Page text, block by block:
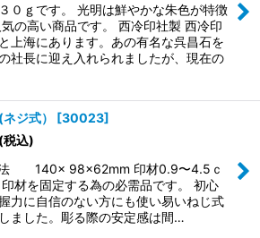
０ｇです。 光明は鮮やかな朱色が特徴
の高い商品です。 西冷印社製 西冷印
上海にあります。あの有名な呉昌石を
社長に迎え入れられましたが、現在の
ジ式） [30023]
(税込)
140× 98×62mm 印材0.9〜4.5ｃ
材を固定する為の必需品です。 初心
力に自信のない方にも使い易いねじ式
ました。彫る際の安定感は間…